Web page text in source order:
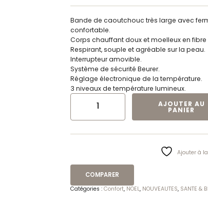
Bande de caoutchouc très large avec
confortable.
Corps chauffant doux et moelleux en
Respirant, souple et agréable sur la peau.
Interrupteur amovible.
Système de sécurité Beurer.
Réglage électronique de la température.
3 niveaux de température lumineux.
QUANTITÉ DE CEINTURE CHAUFFANTE | LCM
AJOUTER AU
PANIER
Ajouter à
COMPARER
Catégories : Confort, NOEL, NOUVEAUTES, SANTE &